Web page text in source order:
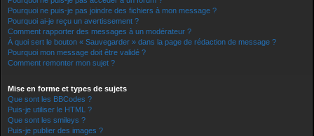
Pourquoi ne puis-je pas joindre des fichiers à mon message ?
Pourquoi ai-je reçu un avertissement ?
Comment rapporter des messages à un modérateur ?
À quoi sert le bouton « Sauvegarder » dans la page de rédaction de message ?
Pourquoi mon message doit être validé ?
Comment remonter mon sujet ?
Mise en forme et types de sujets
Que sont les BBCodes ?
Puis-je utiliser le HTML ?
Que sont les smileys ?
Puis-je publier des images ?